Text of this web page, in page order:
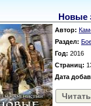
Новые
Автор:
Раздел:
Год: 2016
Страниц:
Дата
Читать